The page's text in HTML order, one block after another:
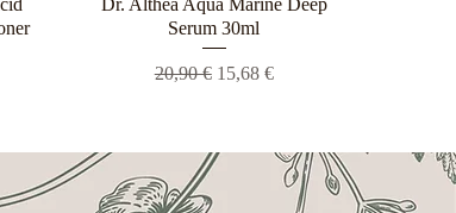
Dr. Althea Aqua Marine Deep
Serum 30ml
Κανονική τιμή
20,90 € Τιμή Έκπτωσης
15,68 €